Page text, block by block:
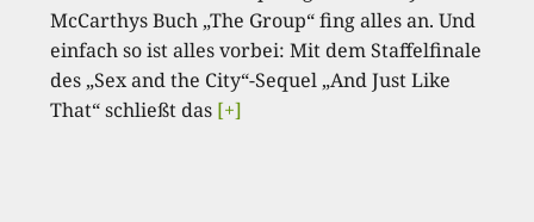
McCarthys Buch „The Group“ fing alles an. Und
einfach so ist alles vorbei: Mit dem Staffelfinale
des „Sex and the City“-Sequel „And Just Like
That“ schließt das [+]